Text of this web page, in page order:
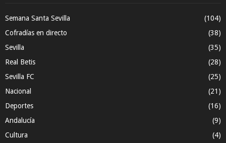
Semana Santa Sevilla
(104)
Cofradías en directo
(38)
Sevilla
(35)
Real Betis
(28)
Sevilla FC
(25)
Nacional
(21)
Deportes
(16)
Andalucía
(9)
Cultura
(4)